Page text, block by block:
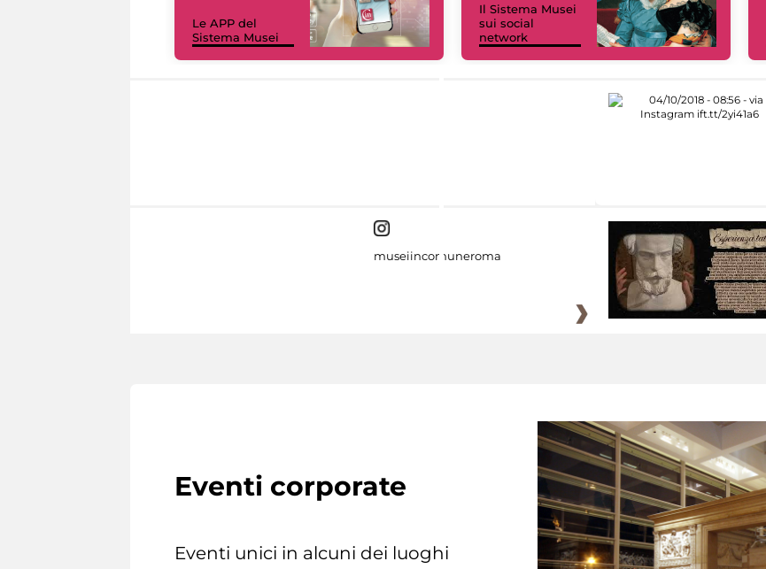
Le APP del
Sistema Musei
Il Sistema Musei
sui social
network
museiincomuneroma
Eventi corporate
Eventi unici in alcuni dei luoghi